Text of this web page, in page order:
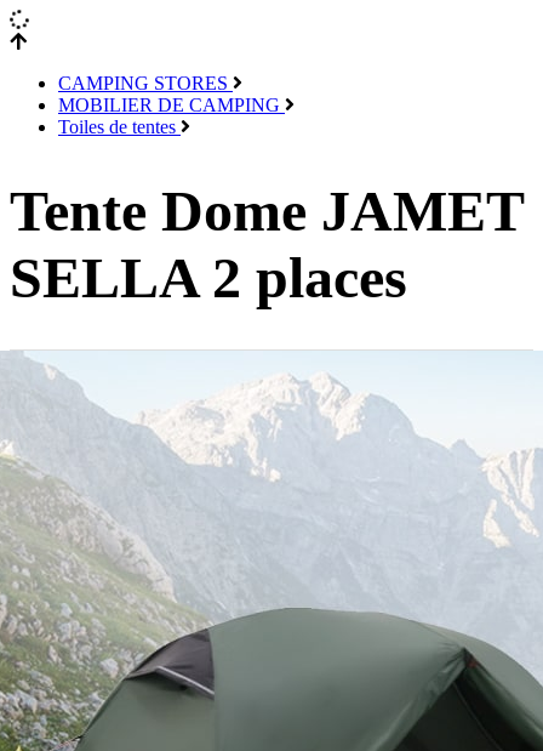
CAMPING STORES
MOBILIER DE CAMPING
Toiles de tentes
Tente Dome JAMET
SELLA 2 places